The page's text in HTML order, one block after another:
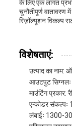
के लिए एक लागत
चुनौतीपूर्ण वातावरण
रिज़ॉल्यूशन विकल्प
विशेषताएं:
उत्पाद का नाम:
आउटपुट सिग्नलः
माउंटिंग प्रकार:
एन्कोडर
लंबाईः 1300-